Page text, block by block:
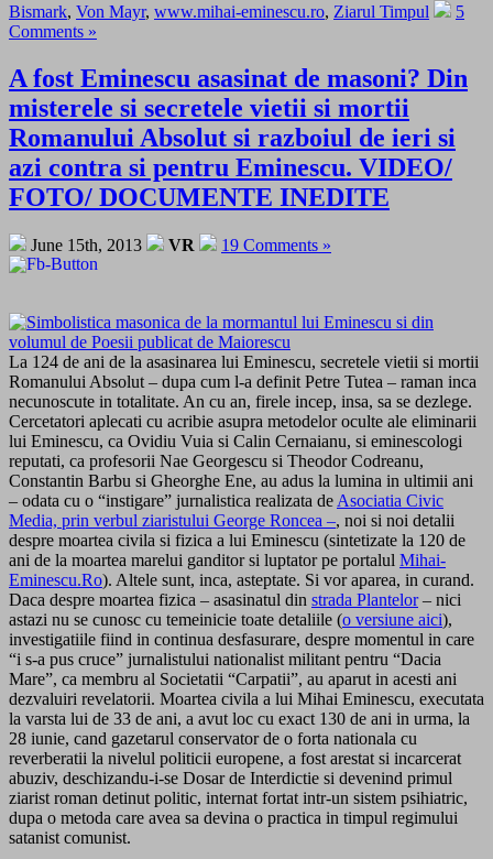
Bismark, Von Mayr, www.mihai-eminescu.ro, Ziarul Timpul
5
Comments »
A fost Eminescu asasinat de masoni? Din
misterele si secretele vietii si mortii
Romanului Absolut si razboiul de ieri si
azi contra si pentru Eminescu. VIDEO/
FOTO/ DOCUMENTE INEDITE
June 15th, 2013 VR 19 Comments »
La 124 de ani de la asasinarea lui Eminescu, secretele vietii si mortii
Romanului Absolut – dupa cum l-a definit Petre Tutea – raman inca
necunoscute in totalitate. An cu an, firele incep, insa, sa se dezlege.
Cercetatori aplecati cu acribie asupra metodelor oculte ale eliminarii
lui Eminescu, ca Ovidiu Vuia si Calin Cernaianu, si eminescologi
reputati, ca profesorii Nae Georgescu si Theodor Codreanu,
Constantin Barbu si Gheorghe Ene, au adus la lumina in ultimii ani
– odata cu o “instigare” jurnalistica realizata deAsociatia Civic
Media, prin verbul ziaristului George Roncea –, noi si noi detalii
despre moartea civila si fizica a lui Eminescu (sintetizate la 120 de
ani de la moartea marelui ganditor si luptator pe portalul Mihai-
Eminescu.Ro). Altele sunt, inca, asteptate. Si vor aparea, in curand.
Daca despre moartea fizica – asasinatul din strada Plantelor– nici
astazi nu se cunosc cu temeinicie toate detaliile (o versiune aici),
investigatiile fiind in continua desfasurare, despre momentul in care
“i s-a pus cruce” jurnalistului nationalist militant pentru “Dacia
Mare”, ca membru al Societatii “Carpatii”, au aparut in acesti ani
dezvaluiri revelatorii. Moartea civila a lui Mihai Eminescu, executata
la varsta lui de 33 de ani, a avut loc cu exact 130 de ani in urma, la
28 iunie, cand gazetarul conservator de o forta nationala cu
reverberatii la nivelul politicii europene, a fost arestat si incarcerat
abuziv, deschizandu-i-se Dosar de Interdictie si devenind primul
ziarist roman detinut politic, internat fortat intr-un sistem psihiatric,
dupa o metoda care avea sa devina o practica in timpul regimului
satanist comunist.